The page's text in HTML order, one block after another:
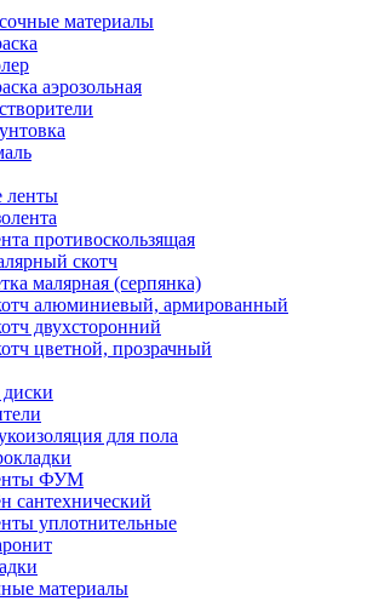
материалы
аэрозольная
ленты
противоскользящая
скотч
малярная (серпянка)
алюминиевый, армированный
двухсторонний
цветной, прозрачный
для пола
ФУМ
сантехнический
уплотнительные
материалы